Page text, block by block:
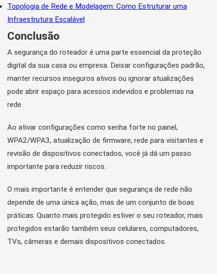
Topologia de Rede e Modelagem: Como Estruturar uma
Infraestrutura Escalável
Conclusão
A segurança do roteador é uma parte essencial da proteção
digital da sua casa ou empresa. Deixar configurações padrão,
manter recursos inseguros ativos ou ignorar atualizações
pode abrir espaço para acessos indevidos e problemas na
rede.
Ao ativar configurações como senha forte no painel,
WPA2/WPA3, atualização de firmware, rede para visitantes e
revisão de dispositivos conectados, você já dá um passo
importante para reduzir riscos.
O mais importante é entender que segurança de rede não
depende de uma única ação, mas de um conjunto de boas
práticas. Quanto mais protegido estiver o seu roteador, mais
protegidos estarão também seus celulares, computadores,
TVs, câmeras e demais dispositivos conectados.